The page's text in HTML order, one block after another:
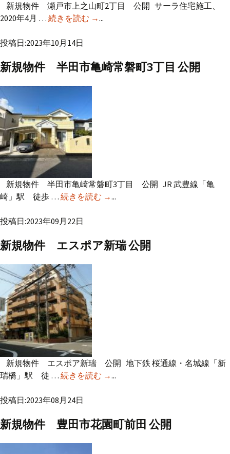
新規物件 瀬戸市上之山町2丁目 公開 サーラ住宅施工、
2020年4月 … 続きを読む 新規物件 瀬戸市上之山町2丁目 公開
→...
投稿日:2023年10月14日
新規物件 半田市亀崎常磐町3丁目 公開
新規物件 半田市亀崎常磐町3丁目 公開 JR 武豊線「亀
崎」駅 徒歩 … 続きを読む 新規物件 半田市亀崎常磐町3丁
→...
投稿日:2023年09月22日
新規物件 エスポア新瑞 公開
新規物件 エスポア新瑞 公開 地下鉄 桜通線・名城線「新
瑞橋」駅 徒 … 続きを読む 新規物件 エスポア新瑞 公開
→...
投稿日:2023年08月24日
新規物件 豊田市花園町前田 公開